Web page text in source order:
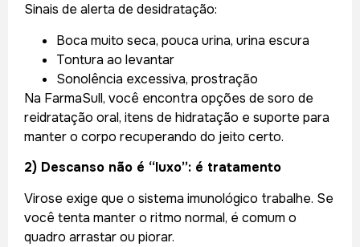
Sinais de alerta de desidratação:
Boca muito seca, pouca urina, urina escura
Tontura ao levantar
Sonolência excessiva, prostração
Na FarmaSull, você encontra opções de soro de
reidratação oral, itens de hidratação e suporte para
manter o corpo recuperando do jeito certo.
2) Descanso não é “luxo”: é tratamento
Virose exige que o sistema imunológico trabalhe. Se
você tenta manter o ritmo normal, é comum o
quadro arrastar ou piorar.